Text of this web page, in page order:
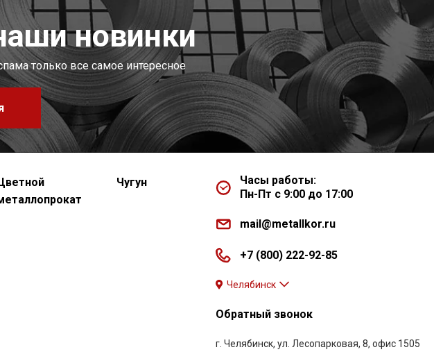
новинки
только все самое интересное
Чугун
Часы работы:
Пн-Пт с 9:00 до 17:00
mail@metallkor.ru
+7 (800) 222-92-85
Челябинск
Обратный звонок
г. Челябинск, ул. Лесопарковая, 8, офис 1505